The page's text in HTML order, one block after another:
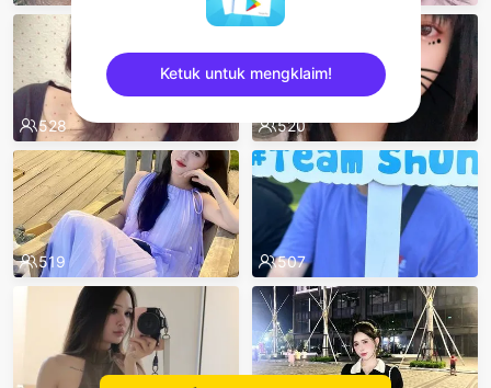
528 520
519 507
Ketuk untuk mengklaim!
sentinelEnd